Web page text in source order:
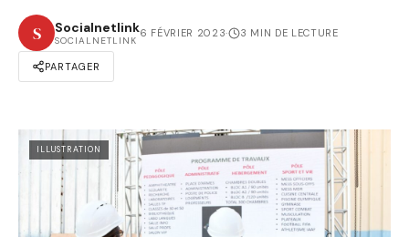
S Socialnetlink
SOCIALNETLINK
6 FÉVRIER 2023· 3 MIN DE LECTURE
PARTAGER
ILLUSTRATION